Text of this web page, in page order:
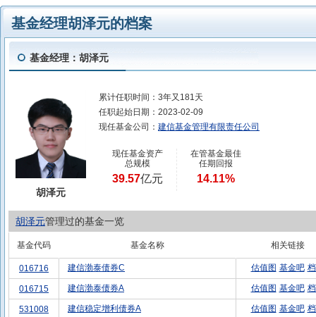
基金经理胡泽元的档案
基金经理：胡泽元
胡泽元
累计任职时间： 3年又181天
任职起始日期： 2023-02-09
现任基金公司： 建信基金管理有限责任公司
现任基金资产
总规模
39.57亿元
在管基金最佳
任期回报
14.11%
胡泽元管理过的基金一览
基金代码 基金名称 相关链接
016716 建信渤泰债券C 估值图 基金吧
016715 建信渤泰债券A 估值图 基金吧
531008 建信稳定增利债券A 估值图 基金吧